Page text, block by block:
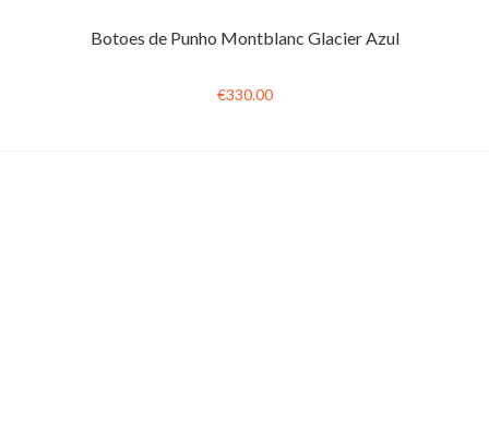
Botoes de Punho Montblanc Glacier Azul
€330.00